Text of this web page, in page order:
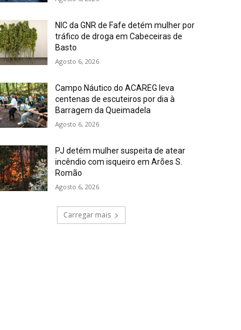
NIC da GNR de Fafe detém mulher por
tráfico de droga em Cabeceiras de
Basto
Agosto 6, 2026
Campo Náutico do ACAREG leva
centenas de escuteiros por dia à
Barragem da Queimadela
Agosto 6, 2026
PJ detém mulher suspeita de atear
incêndio com isqueiro em Arões S.
Romão
Agosto 6, 2026
Carregar mais